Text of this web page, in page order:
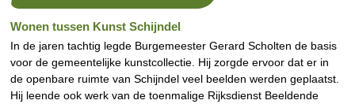
Wonen tussen Kunst Schijndel
In de jaren tachtig legde Burgemeester Gerard Scholten de basis
voor de gemeentelijke kunstcollectie. Hij zorgde ervoor dat er in
de openbare ruimte van Schijndel veel beelden werden geplaatst.
Hij leende ook werk van de toenmalige Rijksdienst Beeldende